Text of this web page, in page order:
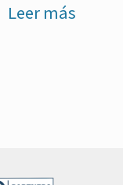
Leer más